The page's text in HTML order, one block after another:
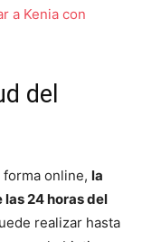
a Kenia con
del
online, la
24 horas del
realizar hasta